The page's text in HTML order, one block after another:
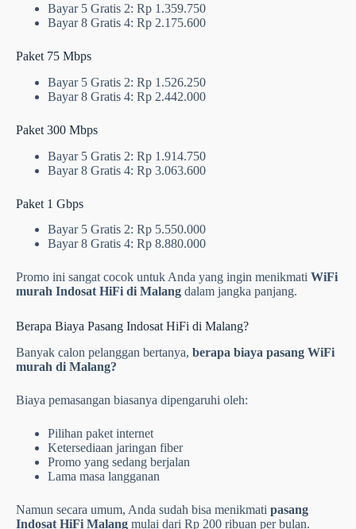
Bayar 5 Gratis 2: Rp 1.359.750
Bayar 8 Gratis 4: Rp 2.175.600
Paket 75 Mbps
Bayar 5 Gratis 2: Rp 1.526.250
Bayar 8 Gratis 4: Rp 2.442.000
Paket 300 Mbps
Bayar 5 Gratis 2: Rp 1.914.750
Bayar 8 Gratis 4: Rp 3.063.600
Paket 1 Gbps
Bayar 5 Gratis 2: Rp 5.550.000
Bayar 8 Gratis 4: Rp 8.880.000
Promo ini sangat cocok untuk Anda yang ingin menikmati WiFi
murah Indosat HiFi di Malang dalam jangka panjang.
Berapa Biaya Pasang Indosat HiFi di Malang?
Banyak calon pelanggan bertanya, berapa biaya pasang WiFi
murah di Malang?
Biaya pemasangan biasanya dipengaruhi oleh:
Pilihan paket internet
Ketersediaan jaringan fiber
Promo yang sedang berjalan
Lama masa langganan
Namun secara umum, Anda sudah bisa menikmati pasang
Indosat HiFi Malang mulai dari Rp 200 ribuan per bulan.